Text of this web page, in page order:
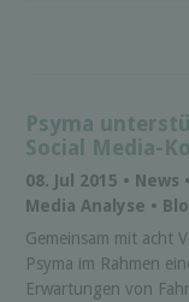
Psyma
Social Media-
08. Jul 2015 •
Media Analyse •
Gemeinsam mit acht
Psyma im Rahmen
Erwartungen von